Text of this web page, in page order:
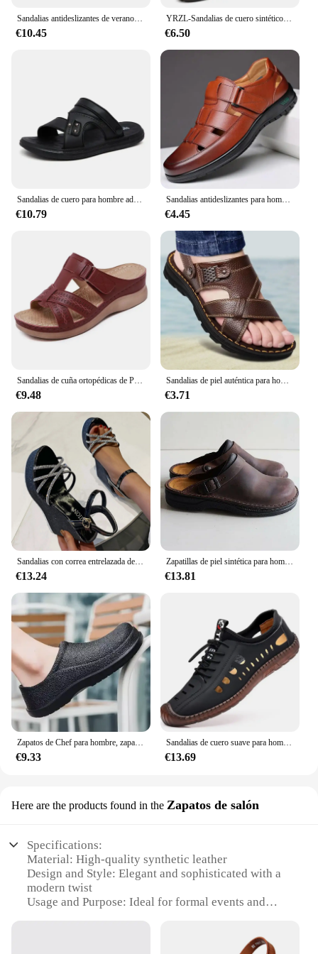
Sandalias antideslizantes de verano para Hombre, zapatos informales de playa, senderismo, agua
€10.45
YRZL-Sandalias de cuero sintético para hombre, zapatillas clásicas de verano, suaves, negras, ligeras, EVA
€6.50
€10.79
Sandalias antideslizantes para hombre, zapatos planos suaves y frescos, transpirables, clásicos, fáciles de combinar, de cuero, informales, a la moda, para verano
€4.45
€9.48
Sandalias de piel auténtica para hombre, zapatos antideslizantes de suela gruesa para exteriores, playa, suaves, Verano
€3.71
€13.24
Zapatillas de piel sintética para hombre y mujer, sandalias Vintage de fondo suave sin cordones, zapatos informales de playa, talla 38-48, novedad de verano
€13.81
€9.33
Sandalias de cuero suave para hombre, zapatos informales de suela de tendón de vaca, antideslizantes, transpirables, para playa y exteriores, verano, 2024
€13.69
Here are the products found in the Zapatos de salón
Specifications:
Material: High-quality synthetic leather
Design and Style: Elegant and sophisticated with a
modern twist
Usage and Purpose: Ideal for formal events and
Performance and Property: Durable and comfortable